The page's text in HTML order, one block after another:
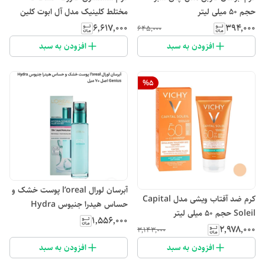
حجم 50 میلی لیتر
۳۹۴٬۰۰۰ ۶۴۵٬۰۰۰
افزودن به سبد
مختلط کلینیک مدل آل ابوت کلین
30 میل
۶٬۶۱۷٬۰۰۰
افزودن به سبد
%5
کرم ضد آفتاب ویشی مدل Capital
Soleil حجم 50 میلی لیتر
۲٬۹۷۸٬۰۰۰ ۳٬۱۴۳٬۰۰۰
افزودن به سبد
آبرسان لورال l’oreal پوست خشک و
حساس هیدرا جنیوس Hydra
Genius اصل 70 میل
۱٬۵۵۶٬۰۰۰
افزودن به سبد